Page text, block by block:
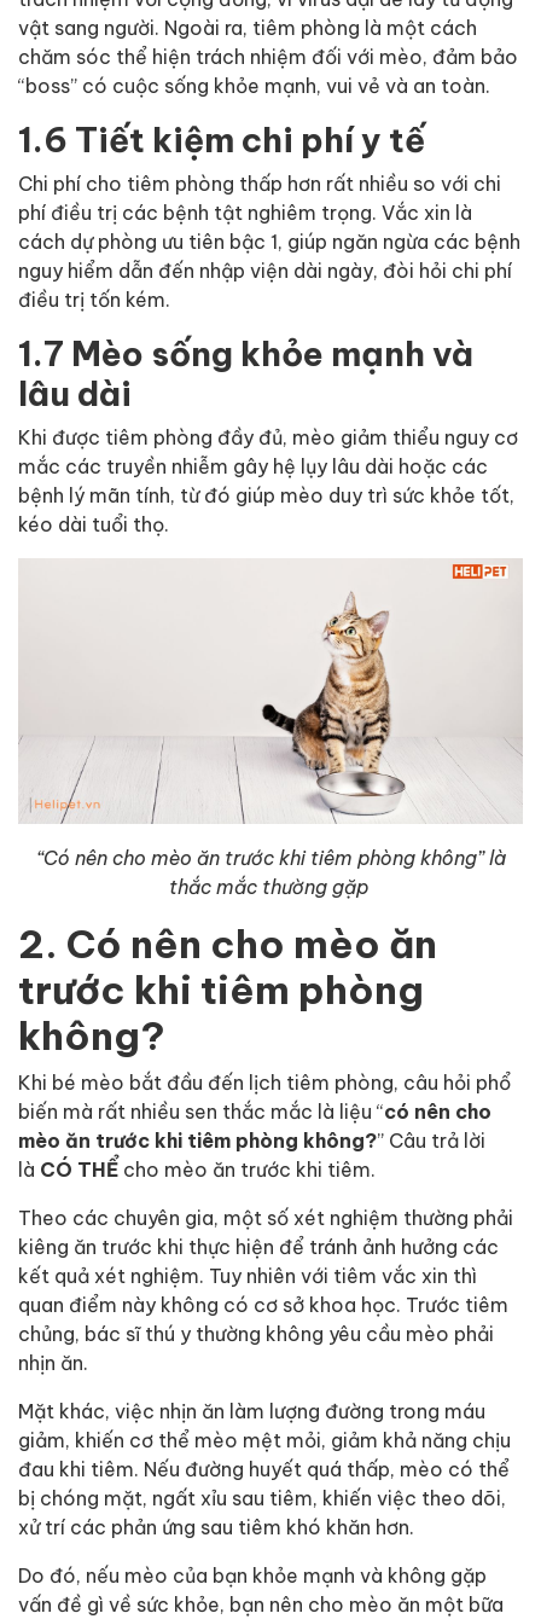
vật sang người. Ngoài ra, tiêm phòng là một cách
chăm sóc thể hiện trách nhiệm đối với mèo, đảm bảo
“boss” có cuộc sống khỏe mạnh, vui vẻ và an toàn.
1.6 Tiết kiệm chi phí y tế
Chi phí cho tiêm phòng thấp hơn rất nhiều so với chi
phí điều trị các bệnh tật nghiêm trọng. Vắc xin là
cách dự phòng ưu tiên bậc 1, giúp ngăn ngừa các bệnh
nguy hiểm dẫn đến nhập viện dài ngày, đòi hỏi chi phí
điều trị tốn kém.
1.7 Mèo sống khỏe mạnh và
lâu dài
Khi được tiêm phòng đầy đủ, mèo giảm thiểu nguy cơ
mắc các truyền nhiễm gây hệ lụy lâu dài hoặc các
bệnh lý mãn tính, từ đó giúp mèo duy trì sức khỏe tốt,
kéo dài tuổi thọ.
“Có nên cho mèo ăn trước khi tiêm phòng không”là
thắc mắc thường gặp
2. Có nên cho mèo ăn
trước khi tiêm phòng
không?
Khi bé mèo bắt đầu đến lịch tiêm phòng, câu hỏi phổ
biến mà rất nhiều sen thắc mắc là liệu “có nên cho
mèo ăn trước khi tiêm phòng không?” Câu trả lời
là CÓ THỂ cho mèo ăn trước khi tiêm.
Theo các chuyên gia, một số xét nghiệm thường phải
kiêng ăn trước khi thực hiện để tránh ảnh hưởng các
kết quả xét nghiệm. Tuy nhiên với tiêm vắc xin thì
quan điểm này không có cơ sở khoa học. Trước tiêm
chủng, bác sĩ thú y thường không yêu cầu mèo phải
nhịn ăn.
Mặt khác, việc nhịn ăn làm lượng đường trong máu
giảm, khiến cơ thể mèo mệt mỏi, giảm khả năng chịu
đau khi tiêm. Nếu đường huyết quá thấp, mèo có thể
bị chóng mặt, ngất xỉu sau tiêm, khiến việc theo dõi,
xử trí các phản ứng sau tiêm khó khăn hơn.
Do đó, nếu mèo của bạn khỏe mạnh và không gặp
vấn đề gì về sức khỏe, bạn nên cho mèo ăn một bữa